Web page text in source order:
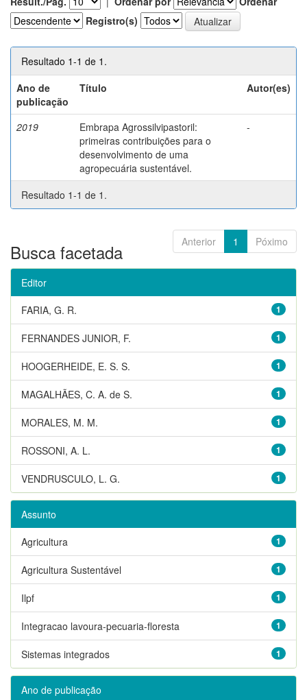
Registro(s)
Resultado 1-1 de 1.
Ano de
publicação
Título Autor(es)
2019
Embrapa Agrossilvipastoril:
primeiras contribuições para o
desenvolvimento de uma
agropecuária sustentável.
-
Resultado 1-1 de 1.
Anterior 1 Póximo
Busca facetada
Editor
1
FARIA, G. R.
1
FERNANDES JUNIOR, F.
1
HOOGERHEIDE, E. S. S.
1
MAGALHÃES, C. A. de S.
1
MORALES, M. M.
1
ROSSONI, A. L.
1
VENDRUSCULO, L. G.
Assunto
1
Agricultura
1
Agricultura Sustentável
1
Ilpf
1
Integracao lavoura-pecuaria-floresta
1
Sistemas integrados
Ano de publicação